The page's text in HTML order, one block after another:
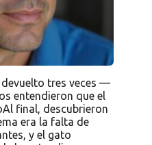
tres veces —
entendieron que el
final, descubrieron
era la falta de
y el gato